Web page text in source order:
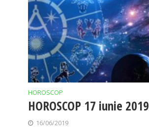
HOROSCOP
HOROSCOP 17 iunie 2019
16/06/2019